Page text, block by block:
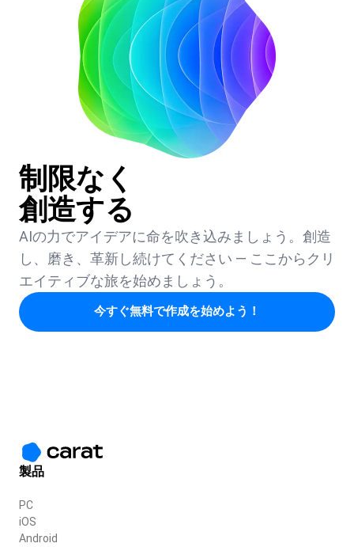
制限なく
創造する
AIの力でアイデアに命を吹き込みましょう。創造
し、磨き、革新し続けてください — ここからクリ
エイティブな旅を始めましょう。
今すぐ無料で作成を始めよう！
製品
PC
iOS
Android